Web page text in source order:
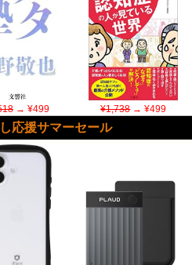
→ ¥499 ¥1,738→ ¥499
応援サマーセール